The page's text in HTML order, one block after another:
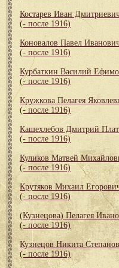
Костарев Иван
(- после 1916)
Коновалов Павел
(- после 1916)
Курбаткин Василий
(- после 1916)
Кружкова Пелагея
(- после 1916)
Кашехлебов Дмитрий
(- после 1916)
Куликов Матвей
(- после 1916)
Крутяков Михаил
(- после 1916)
(Кузнецова) Пелагея
(- после 1916)
Кузнецов Никита
(- после 1916)